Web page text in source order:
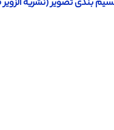
تصویر (نشریه الزویر 2015)